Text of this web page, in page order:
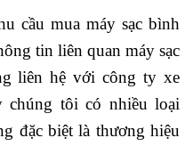
cầu mua máy sạc bình
tin liên quan máy sạc
liên hệ với công ty xe
chúng tôi có nhiều loại
đặc biệt là thương hiệu